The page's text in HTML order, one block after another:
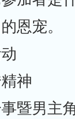
恩宠。
神
暨男主